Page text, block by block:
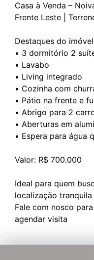
Casa à Venda –
Frente Leste |
Destaques do
▪️ 3 dormitório 2
▪️ Lavabo
▪️ Living integrado
▪️ Cozinha com
▪️ Pátio na frente e
▪️ Abrigo para 2
▪️ Aberturas em
▪️ Espera para água
Valor: R$ 700.000
Ideal para quem
localização
Fale com nosco